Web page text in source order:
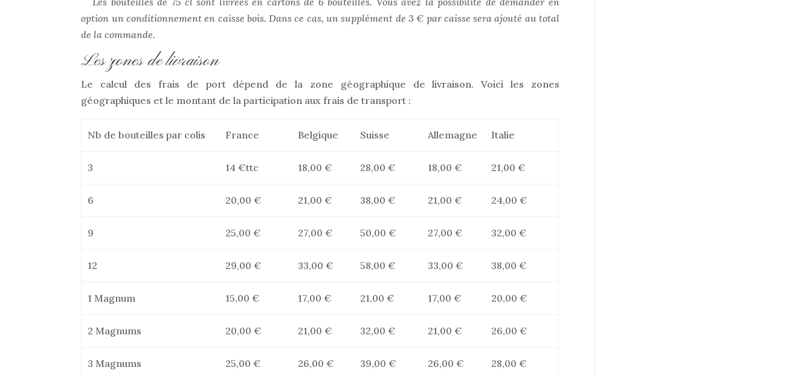
option un conditionnement en caisse bois. Dans ce cas, un supplément de 3 € par caisse sera ajouté au total
de la commande.
Les zones de livraison
Le calcul des frais de port dépend de la zone géographique de livraison. Voici les zones
géographiques et le montant de la participation aux frais de transport :
Nb de bouteilles par colis France Belgique Suisse Allemagne Italie
3 14 €ttc 18,00 € 28,00 € 18,00 € 21,00 €
6 20,00 € 21,00 € 38,00 € 21,00 € 24,00 €
9 25,00 € 27,00 € 50,00 € 27,00 € 32,00 €
12 29,00 € 33,00 € 58,00 € 33,00 € 38,00 €
1 Magnum 15,00 € 17,00 € 21,00 € 17,00 € 20,00 €
2 Magnums 20,00 € 21,00 € 32,00 € 21,00 € 26,00 €
3 Magnums 25,00 € 26,00 € 39,00 € 26,00 € 28,00 €